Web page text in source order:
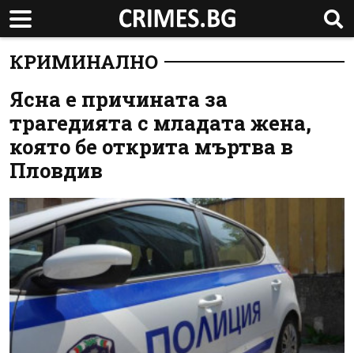
КРИМИНАЛНО
Ясна е причината за
трагедията с младата жена,
която бе открита мъртва в
Пловдив